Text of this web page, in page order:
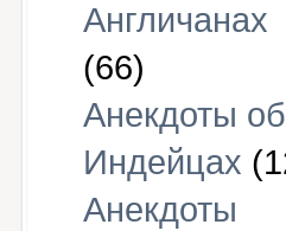
Англичанах
(66)
Анекдоты об
Индейцах
Анекдоты